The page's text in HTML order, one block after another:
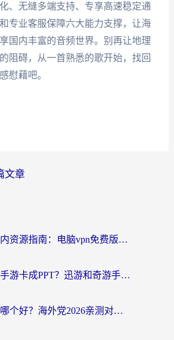
、无缝多端支持、专享高速稳定通
专业客服保障六大能力支撑，让海
国内丰富的音频世界。别再让地理
阻碍，从一首熟悉的歌开始，找回
慰藉吧。
文章
海外党刷国内资源指南：电脑vpn免费版真的能用吗？选对加速器才是关键
海外玩国内手游卡成PPT？迅游和奇游手游哪个好？附真实VPN评测及番茄加速器体验
迅游和穿梭哪个好？海外党2026亲测对比+免费vs付费选择指南，附番茄加速器实测体验